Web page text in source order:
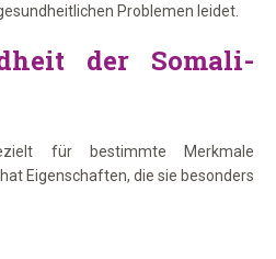
Problemen leidet.
der Somali-
für bestimmte Merkmale
Eigenschaften, die sie besonders